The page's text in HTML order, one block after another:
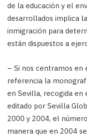
de la educación y el
desarrollados implica
inmigración para
están dispuestos a
– Si nos centramos en
referencia la
en Sevilla, recogida
editado por Sevilla
2000 y 2004, el
manera que en 2004